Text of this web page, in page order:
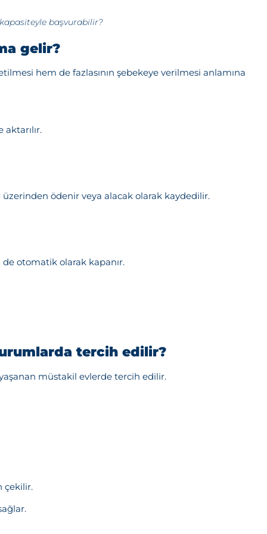
başvurabilir?
gelir?
hem de fazlasının şebekeye verilmesi anlamına
ödenir veya alacak olarak kaydedilir.
otomatik olarak kapanır.
tercih edilir?
müstakil evlerde tercih edilir.
çekilir.